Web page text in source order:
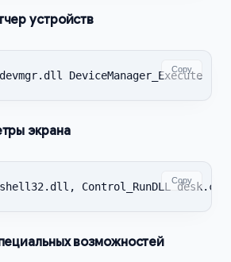
устройств
DeviceManager_Execute
Copy
экрана
Control_RunDLL desk.cpl
Copy
возможностей